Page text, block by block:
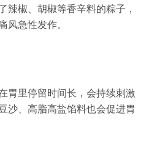
辣椒、胡椒等香辛料的粽子，
风急性发作。
胃里停留时间长，会持续刺激
沙、高脂高盐馅料也会促进胃